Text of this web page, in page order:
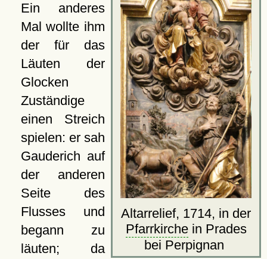
Altarrelief, 1714, in der
Pfarrkirchein Prades
bei Perpignan
Ein anderes
Mal wollte ihm
der für das
Läuten der
Glocken
Zuständige
einen Streich
spielen: er sah
Gauderich auf
der anderen
Seite des
Flusses und
begann zu
läuten; da